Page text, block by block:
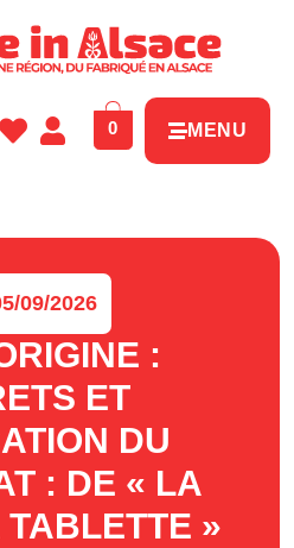
0 MENU
09/2026
:
ET
DU
: DE « LA
»